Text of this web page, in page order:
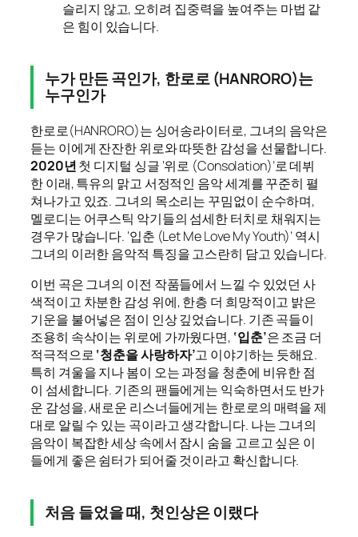
슬리지 않고, 오히려 집중력을 높여주는 마법 같
은 힘이 있습니다.
누가 만든 곡인가, 한로로 (HANRORO)는
누구인가
한로로(HANRORO)는 싱어송라이터로, 그녀의 음악은
듣는 이에게 잔잔한 위로와 따뜻한 감성을 선물합니다.
2020년첫 디지털 싱글 ‘위로 (Consolation)’로 데뷔
한 이래, 특유의 맑고 서정적인 음악 세계를 꾸준히 펼
쳐나가고 있죠. 그녀의 목소리는 꾸밈없이 순수하며,
멜로디는 어쿠스틱 악기들의 섬세한 터치로 채워지는
경우가 많습니다. ‘입춘 (Let Me Love My Youth)’ 역시
그녀의 이러한 음악적 특징을 고스란히 담고 있습니다.
이번 곡은 그녀의 이전 작품들에서 느낄 수 있었던 사
색적이고 차분한 감성 위에, 한층 더 희망적이고 밝은
기운을 불어넣은 점이 인상 깊었습니다. 기존 곡들이
조용히 속삭이는 위로에 가까웠다면, ‘입춘’은 조금 더
적극적으로‘청춘을 사랑하자’고 이야기하는 듯해요.
특히 겨울을 지나 봄이 오는 과정을 청춘에 비유한 점
이 섬세합니다. 기존의 팬들에게는 익숙하면서도 반가
운 감성을, 새로운 리스너들에게는 한로로의 매력을 제
대로 알릴 수 있는 곡이라고 생각합니다. 나는 그녀의
음악이 복잡한 세상 속에서 잠시 숨을 고르고 싶은 이
들에게 좋은 쉼터가 되어줄 것이라고 확신합니다.
처음 들었을 때, 첫인상은 이랬다